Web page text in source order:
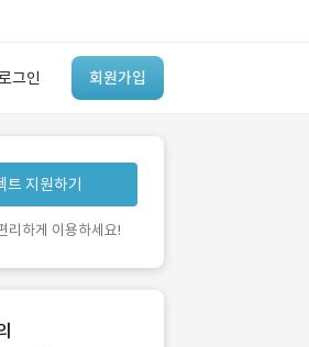
그인 회원가입
AI
들어본
어?
트 지원하기
리하게 이용하세요!